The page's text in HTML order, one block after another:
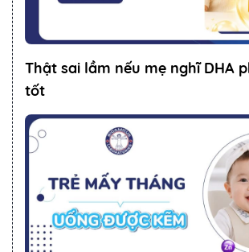
Thật sai lầm nếu mẹ nghĩ DHA
tốt